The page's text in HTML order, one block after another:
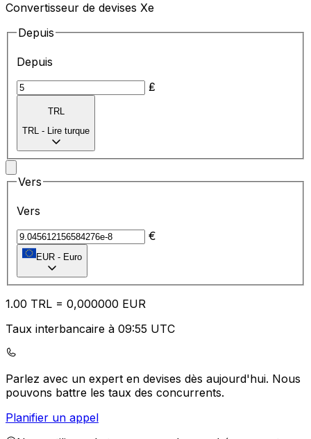
Convertisseur de devises Xe
Depuis
Depuis
₤
TRL
TRL - Lire turque
Vers
Vers
€
EUR - Euro
1.00 TRL = 0,000000 EUR
Taux interbancaire à 09:55 UTC
Parlez avec un expert en devises dès aujourd'hui. Nous
pouvons battre les taux des concurrents.
Planifier un appel